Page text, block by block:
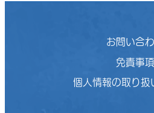
お問い合
免責事項
個人情報の取り扱